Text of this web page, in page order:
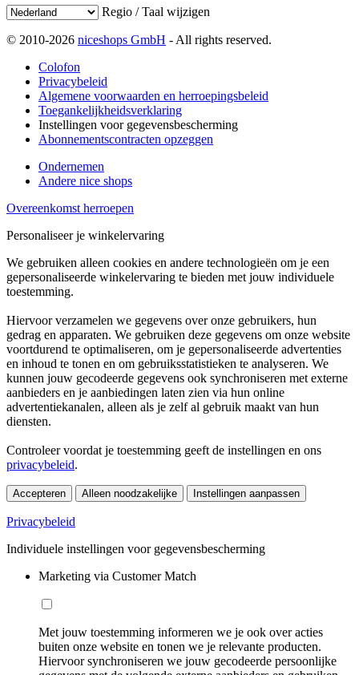
Regio / Taal wijzigen
© 2010-2026 niceshops GmbH - All rights reserved.
Colofon
Privacybeleid
Algemene voorwaarden en herroepingsbeleid
Toegankelijkheidsverklaring
Instellingen voor gegevensbescherming
Abonnementscontracten opzeggen
Ondernemen
Andere nice shops
Overeenkomst herroepen
Personaliseer je winkelervaring
We gebruiken alleen cookies en andere technologieën om je een
gepersonaliseerde winkelervaring te bieden met jouw individuele
toestemming.
Hiervoor verzamelen we gegevens over onze gebruikers, hun
gedrag en apparaten. We gebruiken deze gegevens om onze website
voortdurend te optimaliseren, om je gepersonaliseerde advertenties
en inhoud te tonen en om gebruiksstatistieken te analyseren. We
kunnen jouw gecodeerde gegevens ook synchroniseren met externe
aanbieders en je aanbiedingen laten zien via hun online
advertentiekanalen, alleen als je zelf al gebruik maakt van hun
diensten.
Controleer voordat je toestemming geeft de instellingen en ons
privacybeleid.
Accepteren Alleen noodzakelijke Instellingen aanpassen
Privacybeleid
Individuele instellingen voor gegevensbescherming
Marketing via Customer Match
Met jouw toestemming informeren we je ook over acties
buiten onze website en tonen we je relevante producten.
Hiervoor synchroniseren we jouw gecodeerde persoonlijke